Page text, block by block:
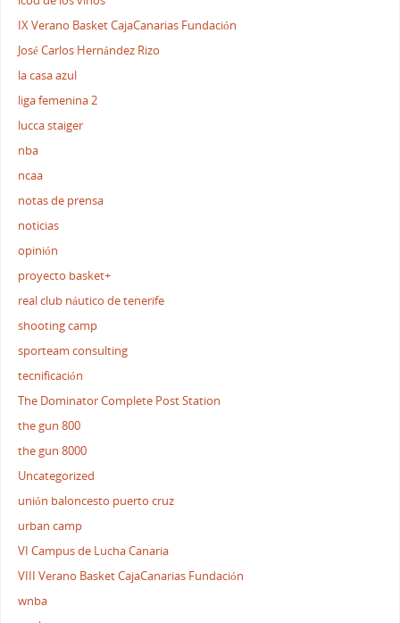
IX Verano Basket CajaCanarias Fundación
José Carlos Hernández Rizo
la casa azul
liga femenina 2
lucca staiger
nba
ncaa
notas de prensa
noticias
opinión
proyecto basket+
real club náutico de tenerife
shooting camp
sporteam consulting
tecnificación
The Dominator Complete Post Station
the gun 800
the gun 8000
Uncategorized
unión baloncesto puerto cruz
urban camp
VI Campus de Lucha Canaria
VIII Verano Basket CajaCanarias Fundación
wnba